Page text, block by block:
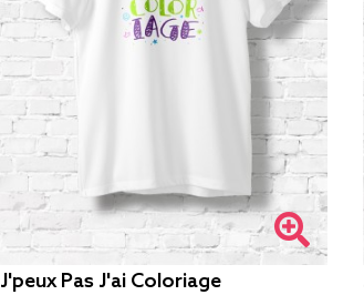
J'peux Pas J'ai Coloriage